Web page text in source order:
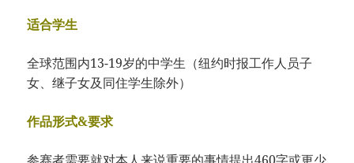
适合学生
全球范围内13-19岁的中学生（纽约时报工作人员子
女、继子女及同住学生除外）
作品形式&要求